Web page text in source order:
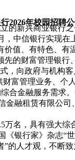
2026年校园招聘
新兴商业银行
中信银行实现在
、有特色、有
的财富管理银
向政府与机构
富管理业务、
金融服务需求
融租赁有限公
，具有强大综
银行家》杂志“世
人才观，不断